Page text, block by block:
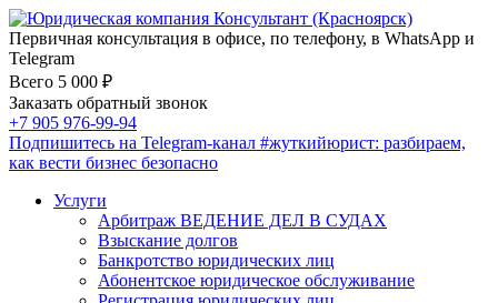
Первичная консультация в офисе, по телефону, в WhatsApp и
Telegram
Всего 5 000 ₽
Заказать обратный звонок
+7 905 976-99-94
Подпишитесь на Telegram-канал #жуткийюрист: разбираем,
как вести бизнес безопасно
Услуги
Арбитраж ВЕДЕНИЕ ДЕЛ В СУДАХ
Взыскание долгов
Банкротство юридических лиц
Абонентское юридическое обслуживание